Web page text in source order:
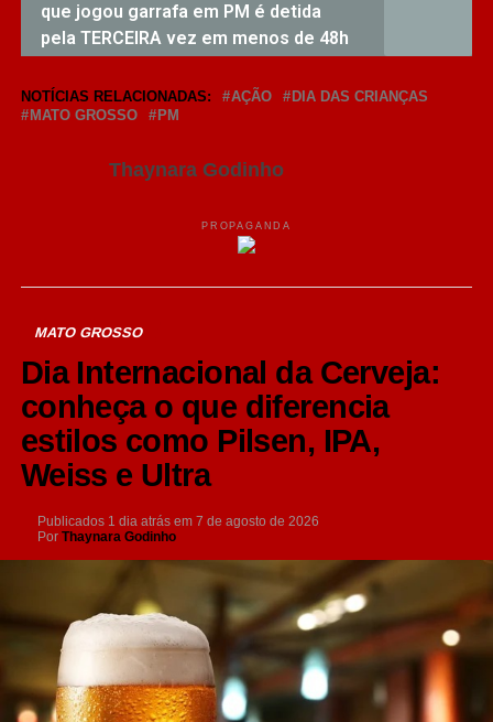
que jogou garrafa em PM é detida
pela TERCEIRA vez em menos de 48h
NOTÍCIAS RELACIONADAS: AÇÃO
DIA DAS CRIANÇAS
MATO GROSSO
PM
Thaynara Godinho
PROPAGANDA
MATO GROSSO
Dia Internacional da Cerveja:
conheça o que diferencia
estilos como Pilsen, IPA,
Weiss e Ultra
Publicados 1 dia atrás em 7 de agosto de 2026
Por Thaynara Godinho